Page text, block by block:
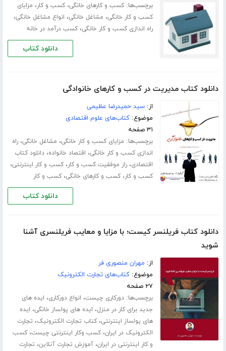
برچسب‌ها:کسب و کارهای خانگی،کسب و کار، مزایای
کسب و کار خانگی، مشاغل خانگی، انواع مشاغل خانگی،
راه اندازی کسب و کار خانگی،کسب درآمد در خانه
دانلود کتاب
دانلود کتاب مدیریت در کسب و کارهای خانوادگی
از:سید حمیدرضا عظیمی
موضوع:کتاب‌های علوم اقتصادی
۳۱ صفحه
برچسب‌ها: مزایای کسب و کار خانگی، مشاغل خانگی،راه
اندازی کسب و کار خانگی، اقتصاد خانواده،دانلود کتاب
اقتصادی،راز موفقیت کسب و کار،کسب و کار اینترنتی،
کسب و کار،کسب و کارهای خانگی،کسب و کار
دانلود کتاب
دانلود کتاب فریلنسر کیست؛ با مزایا و معایب فریلنسری آشنا
شوید
از: مهران منصوری فر
موضوع:کتاب‌های تجارت الکترونیک
۲۷ صفحه
برچسب‌ها:دورکاری چیست، انواع دورکاری، ایده های
جدید برای کار در منزل، ایده های پولساز خانگی، ایده
های پولساز اینترنتی،کتاب تجارت الکترونیک، تجارت
الکترونیک در ایران،کسب وکار اینترنتی چیست،کسب
و کار اینترنتی در ایران،آموزش تجارت آنلاین، تجارت